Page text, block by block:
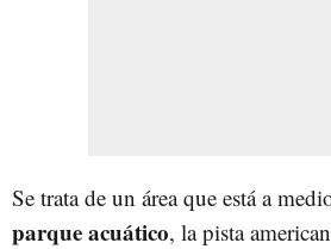
Se trata de un área que está a
parque acuático, la pista